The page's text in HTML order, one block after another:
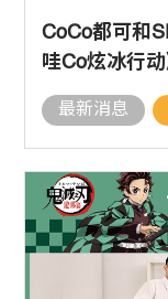
CoCo都可和
哇Co炫冰行
最新消息